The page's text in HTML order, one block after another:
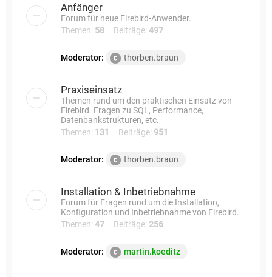
Anfänger
Forum für neue Firebird-Anwender.
Themen: 58 Beiträge: 497
Moderator: thorben.braun
Praxiseinsatz
Themen rund um den praktischen Einsatz von
Firebird. Fragen zu SQL, Performance,
Datenbankstrukturen, etc.
Themen: 131 Beiträge: 951
Moderator: thorben.braun
Installation & Inbetriebnahme
Forum für Fragen rund um die Installation,
Konfiguration und Inbetriebnahme von Firebird.
Themen: 47 Beiträge: 256
Moderator: martin.koeditz